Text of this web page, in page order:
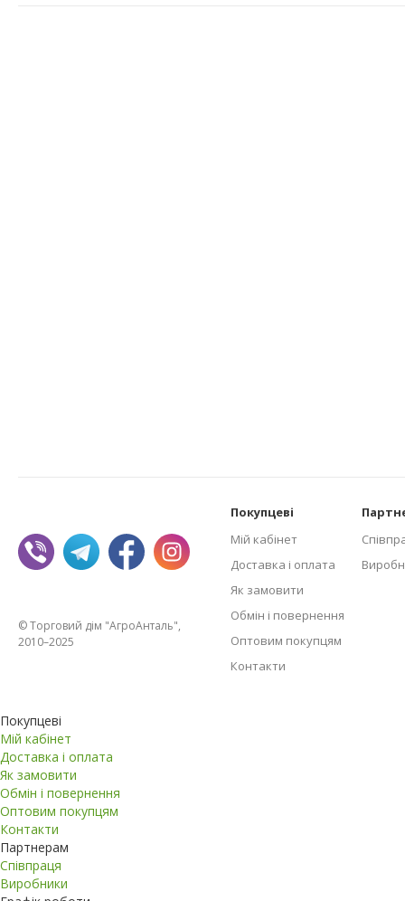
© Торговий дім "АгроАнталь",
2010–2025
Покупцеві
Мій кабінет
Доставка і оплата
Як замовити
Обмін і повернення
Оптовим покупцям
Контакти
Покупцеві
Мій кабінет
Доставка і оплата
Як замовити
Обмін і повернення
Оптовим покупцям
Контакти
Партнерам
Співпраця
Виробники